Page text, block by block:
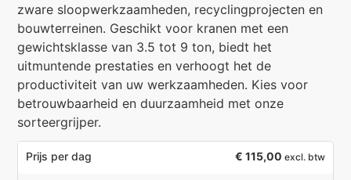
zware sloopwerkzaamheden, recyclingprojecten en
bouwterreinen. Geschikt voor kranen met een
gewichtsklasse van 3.5 tot 9 ton, biedt het
uitmuntende prestaties en verhoogt het de
productiviteit van uw werkzaamheden. Kies voor
betrouwbaarheid en duurzaamheid met onze
sorteergrijper.
Prijs per dag € 115,00 excl. btw